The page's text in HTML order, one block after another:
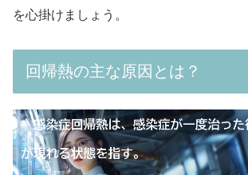
を心掛けましょう。
回帰熱の主な原因とは？